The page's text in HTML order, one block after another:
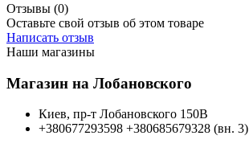
Отзывы (0)
Оставьте свой отзыв об этом товаре
Написать отзыв
Наши магазины
Магазин на Лобановского
Киев, пр-т Лобановского 150В
+380677293598 +380685679328 (вн. 3)